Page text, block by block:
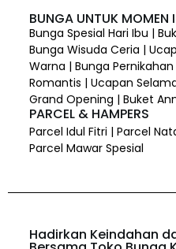
BUNGA UNTUK MOMEN
Bunga Spesial Hari Ibu |
Bunga Wisuda Ceria |
Warna | Bunga
Romantis | Ucapan
Grand Opening | Buket
PARCEL & HAMPERS
Parcel Idul Fitri | Parcel
Parcel Mawar Spesial
Hadirkan Keindahan